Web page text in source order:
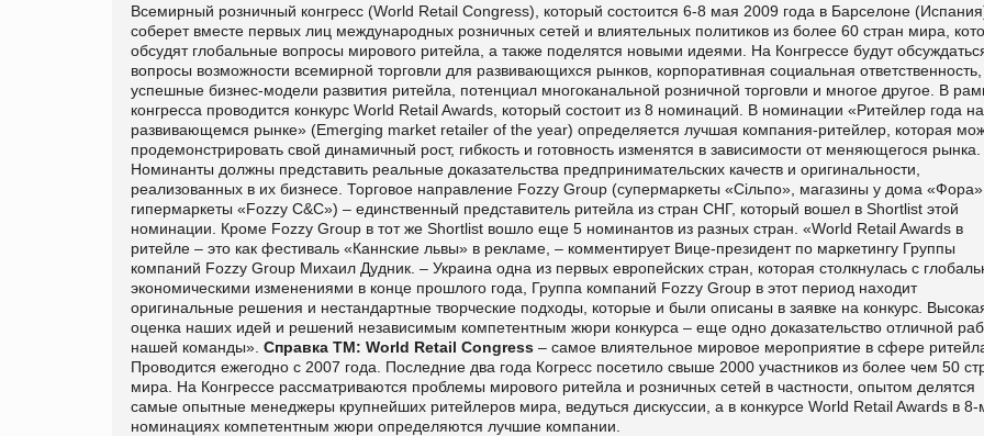
Всемирный розничный конгресс (World Retail Congress), который состоится 6-8 мая 2009 года в Барселоне
соберет вместе первых лиц международных розничных сетей и влиятельных политиков из более 60 стран мира,
обсудят глобальные вопросы мирового ритейла, а также поделятся новыми идеями. На Конгрессе будут
вопросы возможности всемирной торговли для развивающихся рынков, корпоративная социальная ответственность,
успешные бизнес-модели развития ритейла, потенциал многоканальной розничной торговли и многое другое. В
конгресса проводится конкурс World Retail Awards, который состоит из 8 номинаций. В номинации «Ритейлер года на
развивающемся рынке» (Emerging market retailer of the year) определяется лучшая компания-ритейлер, которая
продемонстрировать свой динамичный рост, гибкость и готовность изменятся в зависимости от меняющегося рынка.
Номинанты должны представить реальные доказательства предпринимательских качеств и оригинальности,
реализованных в их бизнесе. Торговое направление Fozzy Group (супермаркеты «Сільпо», магазины у дома «Фора»,
гипермаркеты «Fozzy C&C») – единственный представитель ритейла из стран СНГ, который вошел в Shortlist этой
номинации. Кроме Fozzy Group в тот же Shortlist вошло еще 5 номинантов из разных стран. «World Retail Awards в
ритейле – это как фестиваль «Каннские львы» в рекламе, – комментирует Вице-президент по маркетингу Группы
компаний Fozzy Group Михаил Дудник. – Украина одна из первых европейских стран, которая столкнулась с
экономическими изменениями в конце прошлого года, Группа компаний Fozzy Group в этот период находит
оригинальные решения и нестандартные творческие подходы, которые и были описаны в заявке на конкурс.
оценка наших идей и решений независимым компетентным жюри конкурса – еще одно доказательство отличной
нашей команды». Справка ТМ: World Retail Congress – самое влиятельное мировое мероприятие в сфере
Проводится ежегодно с 2007 года. Последние два года Когресс посетило свыше 2000 участников из более чем 50
мира. На Конгрессе рассматриваются проблемы мирового ритейла и розничных сетей в частности, опытом делятся
самые опытные менеджеры крупнейших ритейлеров мира, ведуться дискуссии, а в конкурсе World Retail Awards в 8-
номинациях компетентным жюри определяются лучшие компании.